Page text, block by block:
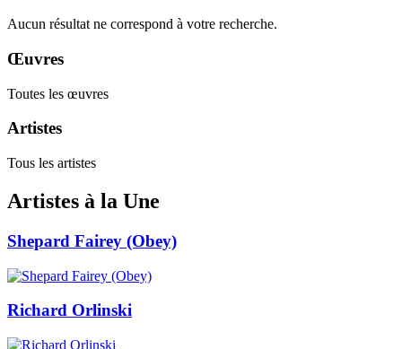
Aucun résultat ne correspond à votre recherche.
Œuvres
Toutes les œuvres
Artistes
Tous les artistes
Artistes à la Une
Shepard Fairey (Obey)
Richard Orlinski